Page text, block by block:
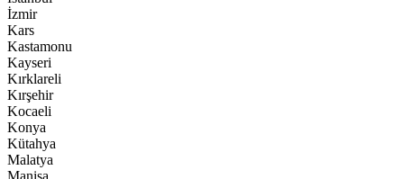
İzmir
Kars
Kastamonu
Kayseri
Kırklareli
Kırşehir
Kocaeli
Konya
Kütahya
Malatya
Manisa